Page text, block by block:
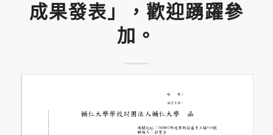
成果發表」，歡迎踴躍參
加。